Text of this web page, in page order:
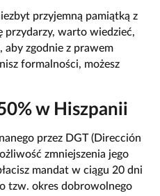
przyjemną pamiątką z
przydarzy, warto wiedzieć,
aby zgodnie z prawem
formalności, możesz
w Hiszpanii
przez DGT (Dirección
zmniejszenia jego
mandat w ciągu 20 dni
tzw. okres dobrowolnego